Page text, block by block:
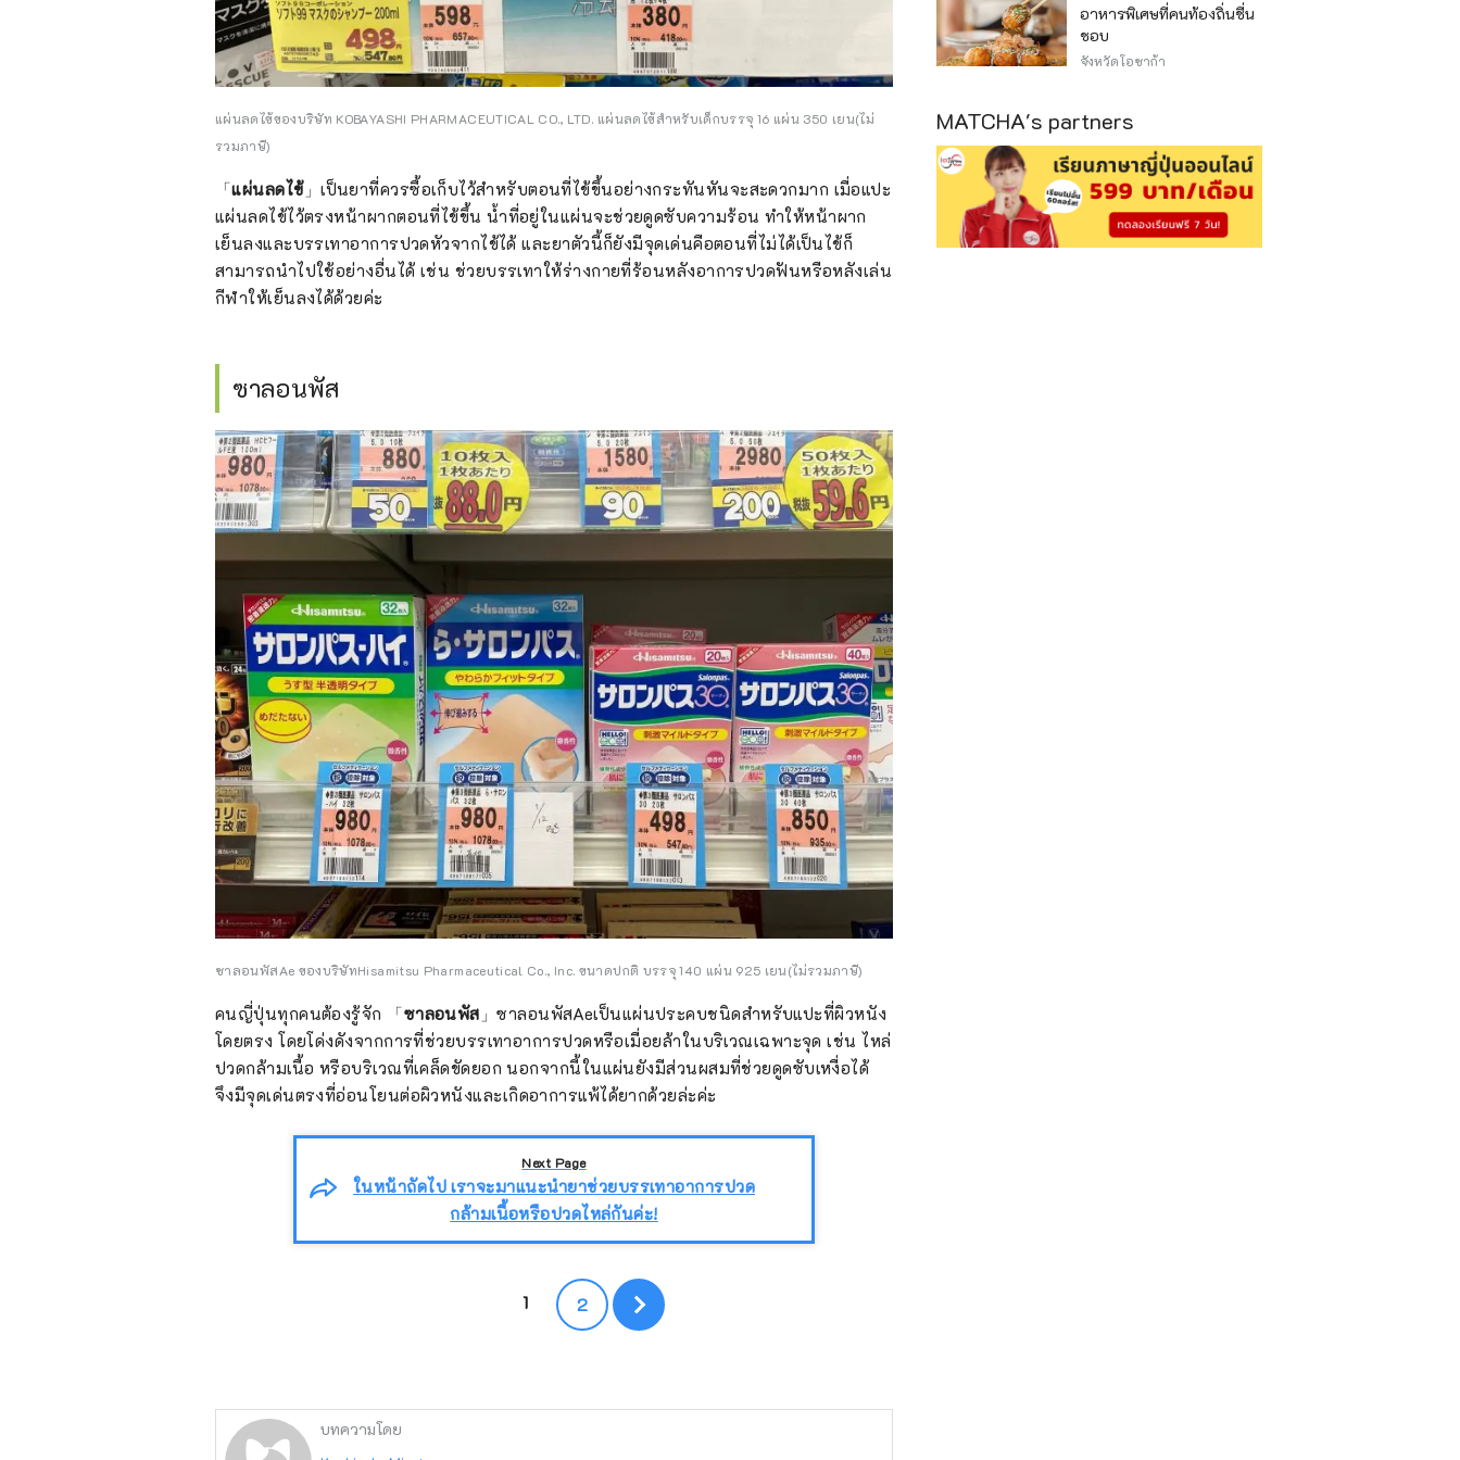
แผ่นลดไข้ของบริษัท KOBAYASHI PHARMACEUTICAL CO., LTD. แผ่นลดไข้สำหรับเด็กบรรจุ 16 แผ่น 350 เยน(ไม่
รวมภาษี)
「แผ่นลดไข้」เป็นยาที่ควรซื้อเก็บไว้สำหรับตอนที่ไข้ขึ้นอย่างกระทันหันจะสะดวกมาก เมื่อแปะ
แผ่นลดไข้ไว้ตรงหน้าผากตอนที่ไข้ขึ้น น้ำที่อยู่ในแผ่นจะช่วยดูดซับความร้อน ทำให้หน้าผาก
เย็นลงและบรรเทาอาการปวดหัวจากไข้ได้ และยาตัวนี้ก็ยังมีจุดเด่นคือตอนที่ไม่ได้เป็นไข้ก็
สามารถนำไปใช้อย่างอื่นได้ เช่น ช่วยบรรเทาให้ร่างกายที่ร้อนหลังอาการปวดฟันหรือหลังเล่น
กีฬาให้เย็นลงได้ด้วยค่ะ
ซาลอนพัส
ซาลอนพัสAe ของบริษัทHisamitsu Pharmaceutical Co., Inc. ขนาดปกติ บรรจุ 140 แผ่น 925 เยน(ไม่รวมภาษี)
คนญี่ปุ่นทุกคนต้องรู้จัก 「ซาลอนพัส 」ซาลอนพัสAeเป็นแผ่นประคบชนิดสำหรับแปะที่ผิวหนัง
โดยตรง โดยโด่งดังจากการที่ช่วยบรรเทาอาการปวดหรือเมื่อยล้าในบริเวณเฉพาะจุด เช่น ไหล่
ปวดกล้ามเนื้อ หรือบริเวณที่เคล็ดขัดยอก นอกจากนี้ในแผ่นยังมีส่วนผสมที่ช่วยดูดซับเหงื่อได้
จึงมีจุดเด่นตรงที่อ่อนโยนต่อผิวหนังและเกิดอาการแพ้ได้ยากด้วยล่ะค่ะ
Next Page
ในหน้าถัดไป เราจะมาแนะนำยาช่วยบรรเทาอาการปวด
กล้ามเนื้อหรือปวดไหล่กันค่ะ!
1 2
บทความโดย
อาหารพิเศษที่คนท้องถิ่นชื่น
ชอบ
จังหวัดโอซาก้า
MATCHA's partners